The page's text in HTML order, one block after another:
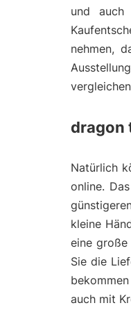
und
nehmen,
dragon
Natürlich
online.
kleine
eine
Sie die
auch mit